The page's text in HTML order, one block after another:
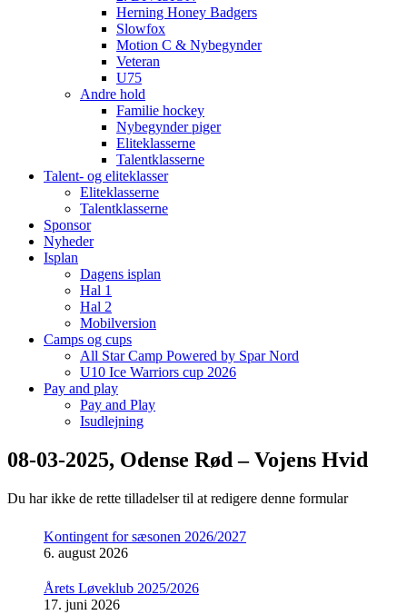
Herning Honey Badgers
Slowfox
Motion C & Nybegynder
Veteran
U75
Andre hold
Familie hockey
Nybegynder piger
Eliteklasserne
Talentklasserne
Talent- og eliteklasser
Eliteklasserne
Talentklasserne
Sponsor
Nyheder
Isplan
Dagens isplan
Hal 1
Hal 2
Mobilversion
Camps og cups
All Star Camp Powered by Spar Nord
U10 Ice Warriors cup 2026
Pay and play
Pay and Play
Isudlejning
08-03-2025, Odense Rød – Vojens Hvid
Du har ikke de rette tilladelser til at redigere denne formular
Kontingent for sæsonen 2026/2027
6. august 2026
Årets Løveklub 2025/2026
17. juni 2026